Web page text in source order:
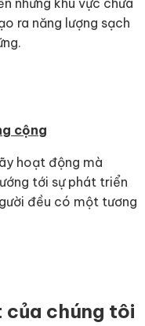
những khu vực chưa
ra năng lượng sạch
cộng
hoạt động mà
tới sự phát triển
đều có một tương
của chúng tôi